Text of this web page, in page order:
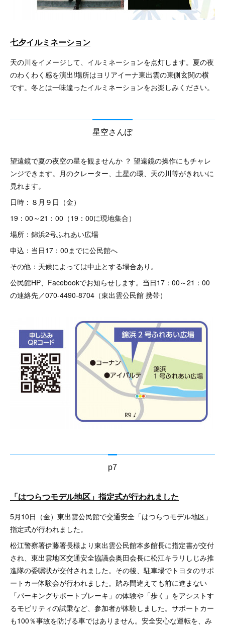
七夕イルミネーション
天の川をイメージして、イルミネーションを点灯します。夏の夜
のわくわく感を演出!場所はヨリアイーナ東出雲の東側玄関の横
です。冬とは一味違ったイルミネーションをお楽しみください。
星空さんぽ
望遠鏡で夏の夜空の星を観ませんか ？ 望遠鏡の操作にもチャレ
ンジできます。月のクレーター、土星の環、天の川等がきれいに
見れます。
日時：８月９日（金）
19：00～21：00（19：00に現地集合）
場所：錦浜2号ふれあい広場
申込：当日17：00までに公民館へ
その他：天候によっては中止とする場合あり。
公民館HP、Facebookでお知らせします。当日17：00～21：00
の連絡先／070-4490-8704（東出雲公民館 携帯）
p7
「はつらつモデル地区」指定式が行われました
5月10日（金）東出雲公民館で交通安全「はつらつモデル地区」
指定式が行われました。
松江警察署伊藤署長様より東出雲公民館本多館長に指定書が交付
され、東出雲地区交通安全協議会奥田会長に松江キラリしじみ推
進隊の委嘱状が交付されました。その後、駐車場でトヨタのサポ
ートカー体験会が行われました。踏み間違えても前に進まない
「パーキングサポートブレーキ」の体験や「歩く」をアシストす
るモビリティの試乗など、参加者が体験しました。サポートカー
も100％事故を防げる車ではありません。安全安心な運転を、み